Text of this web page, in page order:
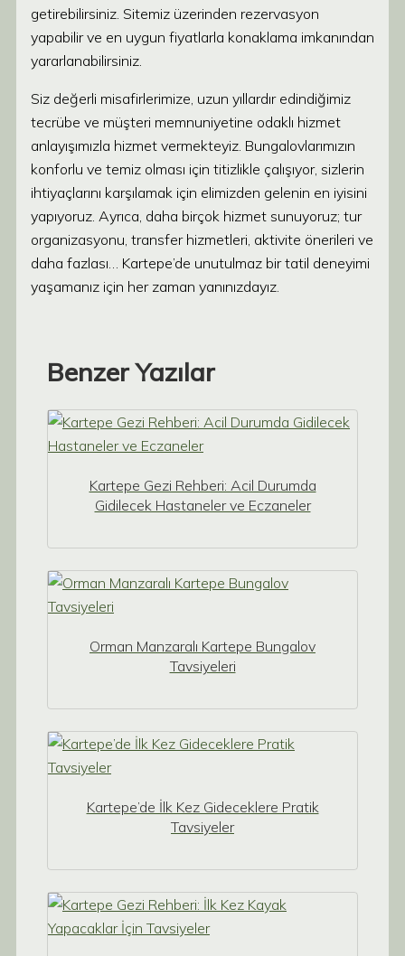
getirebilirsiniz. Sitemiz üzerinden rezervasyon
yapabilir ve en uygun fiyatlarla konaklama imkanından
yararlanabilirsiniz.
Siz değerli misafirlerimize, uzun yıllardır edindiğimiz
tecrübe ve müşteri memnuniyetine odaklı hizmet
anlayışımızla hizmet vermekteyiz. Bungalovlarımızın
konforlu ve temiz olması için titizlikle çalışıyor, sizlerin
ihtiyaçlarını karşılamak için elimizden gelenin en iyisini
yapıyoruz. Ayrıca, daha birçok hizmet sunuyoruz; tur
organizasyonu, transfer hizmetleri, aktivite önerileri ve
daha fazlası… Kartepe’de unutulmaz bir tatil deneyimi
yaşamanız için her zaman yanınızdayız.
Benzer Yazılar
Kartepe Gezi Rehberi: Acil Durumda
Gidilecek Hastaneler ve Eczaneler
Orman Manzaralı Kartepe Bungalov
Tavsiyeleri
Kartepe’de İlk Kez Gideceklere Pratik
Tavsiyeler